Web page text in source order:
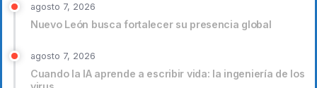
agosto 7, 2026
Nuevo León busca fortalecer su presencia global
agosto 7, 2026
Cuando la IA aprende a escribir vida: la ingeniería de los